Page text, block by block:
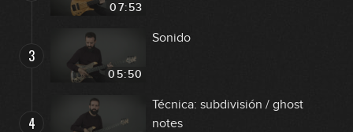
07:53
3
05:50
Sonido
4
Técnica: subdivisión / ghost
notes